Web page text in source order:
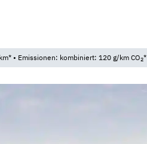
• Emissionen: kombiniert: 120 g/km CO2*